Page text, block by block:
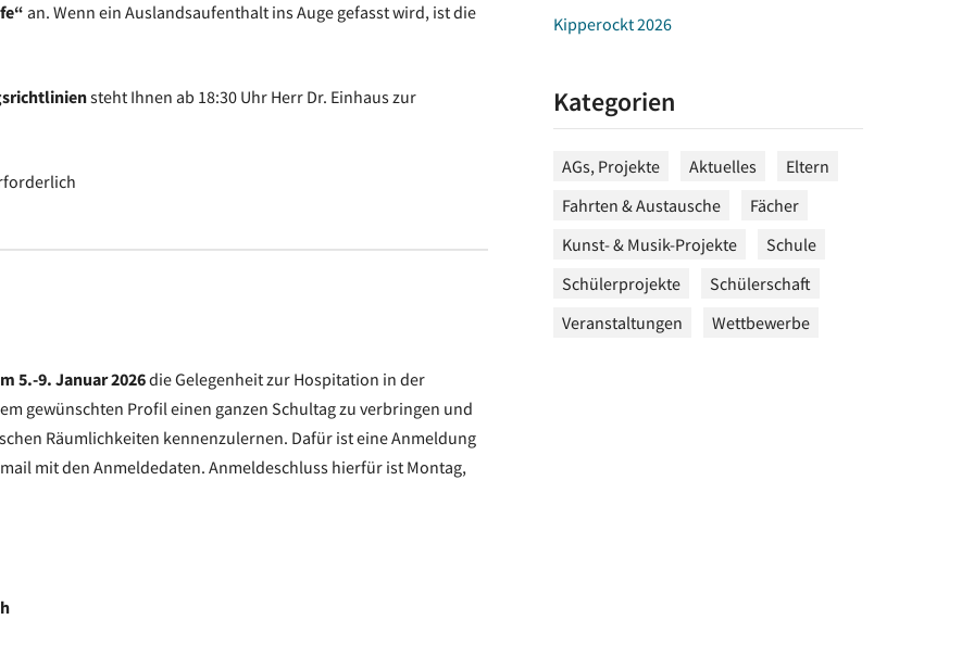
an. Wenn ein Auslandsaufenthalt ins Auge gefasst wird, ist die
steht Ihnen ab 18:30 Uhr Herr Dr. Einhaus zur
5.-9. Januar 2026die Gelegenheit zur Hospitation in der
gewünschten Profil einen ganzen Schultag zu verbringen und
Räumlichkeiten kennenzulernen. Dafür ist eine Anmeldung
mit den Anmeldedaten. Anmeldeschluss hierfür ist Montag,
Kipperockt 2026
Kategorien
AGs, Projekte Aktuelles
Eltern
Fahrten & Austausche
Fächer
Kunst- & Musik-Projekte
Schule
Schülerprojekte
Schülerschaft
Veranstaltungen
Wettbewerbe